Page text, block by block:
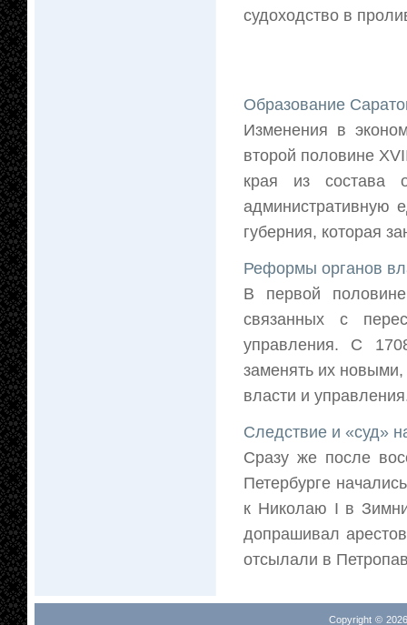
судоходство в
Образование
Изменения в
второй половине
края из состава
административную
губерния, которая
Реформы органов
В первой
связанных с
управления. С
заменять их
власти и
Следствие и «суд»
Сразу же после
Петербурге
к Николаю I в
допрашивал
отсылали в
Copyright ©